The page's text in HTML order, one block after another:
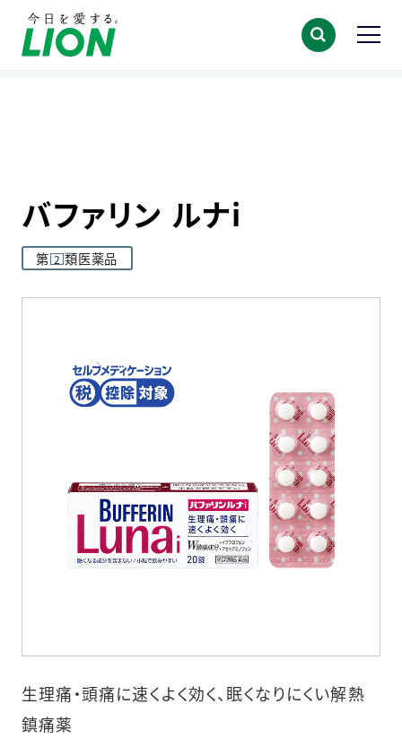
TOP 製品情報
バファリン一覧
バファリン ルナi
バファリン ルナi
第 2 類医薬品
生理痛・頭痛に速くよく効く、眠くなりにくい解熱
鎮痛薬